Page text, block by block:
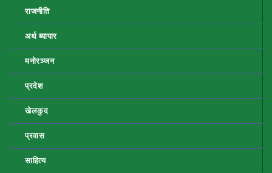
राजनीति
अर्थ ब्यापार
मनोरञ्जन
प्रदेश
खेलकुद
प्रवास
साहित्य